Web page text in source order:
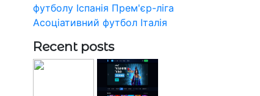
футболу Іспанія Прем'єр-ліга
Асоціативний футбол Італія
Recent posts